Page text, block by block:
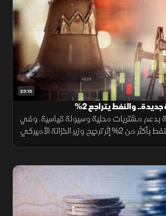
23:13
بدعم مشتريات محلية وسيولة قياسية. وفي
الوقت نفسه، تتراجع أسعار النفط بأكثر من 2% إثر ترجيح وزير الخزانة الأميركي